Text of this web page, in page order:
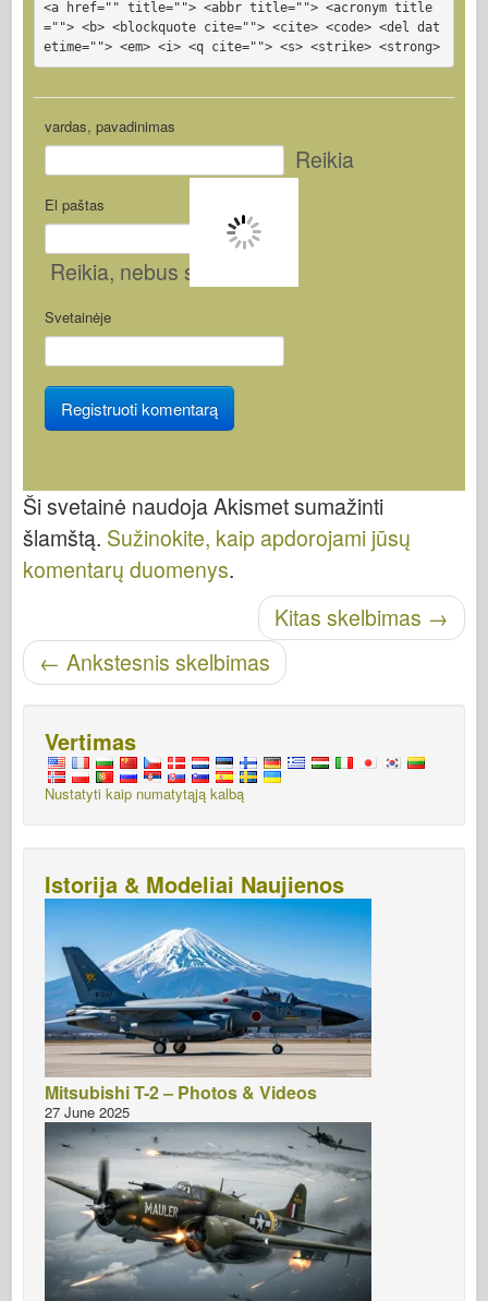
<a href="" title=""> <abbr title=""> <acronym title
=""> <b> <blockquote cite=""> <cite> <code> <del dat
etime=""> <em> <i> <q cite=""> <s> <strike> <strong>
vardas, pavadinimas
Reikia
El paštas
Reikia, nebus skelbiama
Svetainėje
Ši svetainė naudoja Akismet sumažinti
šlamštą. Sužinokite, kaip apdorojami jūsų
komentarų duomenys.
Kitas skelbimas →
← Ankstesnis skelbimas
Vertimas
Nustatyti kaip numatytąją kalbą
Istorija & Modeliai Naujienos
Mitsubishi T-2 – Photos & Videos
27 June 2025